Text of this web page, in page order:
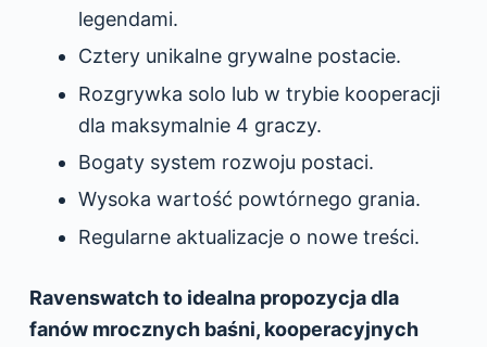
legendami.
Cztery unikalne grywalne postacie.
Rozgrywka solo lub w trybie kooperacji
dla maksymalnie 4 graczy.
Bogaty system rozwoju postaci.
Wysoka wartość powtórnego grania.
Regularne aktualizacje o nowe treści.
Ravenswatch to idealna propozycja dla
fanów mrocznych baśni, kooperacyjnych